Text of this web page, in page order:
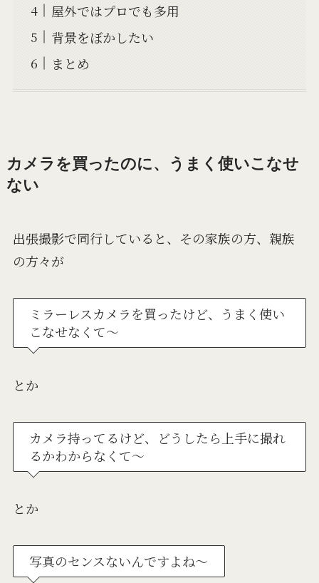
屋外ではプロでも多用
背景をぼかしたい
まとめ
カメラを買ったのに、うまく使いこなせ
ない
出張撮影で同行していると、その家族の方、親族
の方々が
ミラーレスカメラを買ったけど、うまく使い
こなせなくて～
とか
カメラ持ってるけど、どうしたら上手に撮れ
るかわからなくて～
とか
写真のセンスないんですよね～